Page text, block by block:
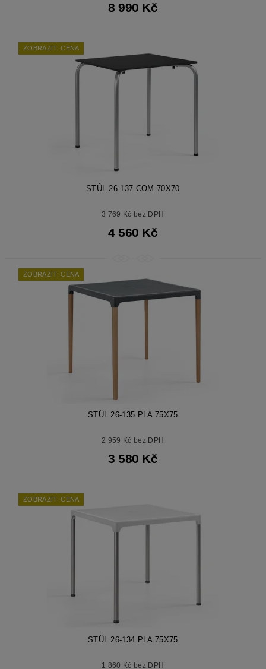
8 990 Kč
ZOBRAZIT: CENA
STŮL 26-137 COM 70X70
3 769 Kč bez DPH
4 560 Kč
ZOBRAZIT: CENA
STŮL 26-135 PLA 75X75
2 959 Kč bez DPH
3 580 Kč
ZOBRAZIT: CENA
STŮL 26-134 PLA 75X75
1 860 Kč bez DPH